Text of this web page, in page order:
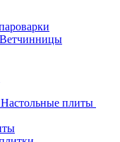
Ветчинницы
Настольные плиты